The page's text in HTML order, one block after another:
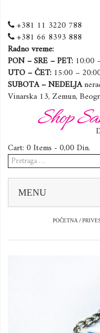
+381 11 3220 788
+381 66 8393 888
Radno vreme:
PON – SRE – PET: 10:00
UTO – ČET: 15:00 –
SUBOTA – NEDELJA
Vinarska 13, Zemun,
Shop
Cart: 0 Items -0,00 Din.
Pretraga
za:
MENU
POČETNA /